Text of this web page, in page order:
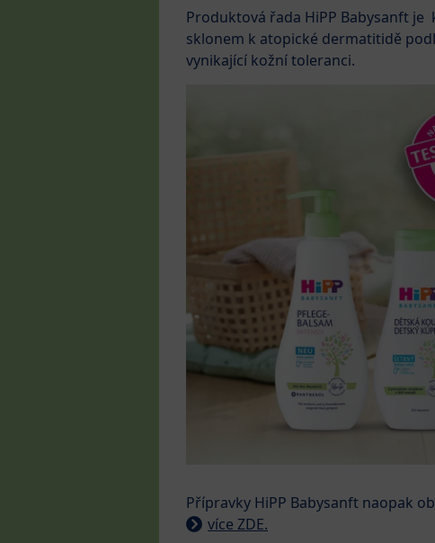
Produktová řada HiPP Babysanft
sklonem k atopické dermatitidě
vynikající kožní toleranci.
Přípravky HiPP Babysanft naopak
více ZDE.